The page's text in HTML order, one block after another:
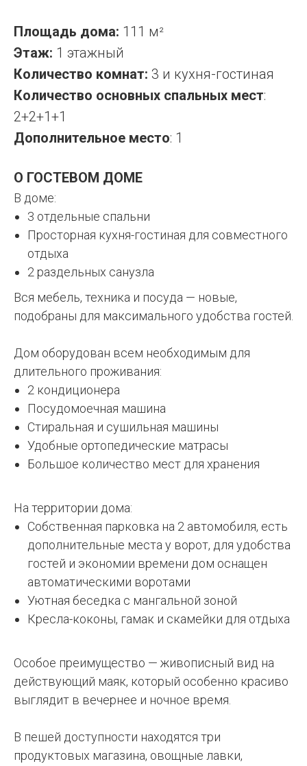
Площадь дома: 111 м²
Этаж: 1 этажный
Количество комнат: 3 и кухня-гостиная
Количество основных спальных мест:
2+2+1+1
Дополнительное место: 1
О ГОСТЕВОМ ДОМЕ
В доме:
3 отдельные спальни
Просторная кухня-гостиная для совместного
отдыха
2 раздельных санузла
Вся мебель, техника и посуда — новые,
подобраны для максимального удобства гостей.
Дом оборудован всем необходимым для
длительного проживания:
2 кондиционера
Посудомоечная машина
Стиральная и сушильная машины
Удобные ортопедические матрасы
Большое количество мест для хранения
На территории дома:
Собственная парковка на 2 автомобиля, есть
дополнительные места у ворот, для удобства
гостей и экономии времени дом оснащен
автоматическими воротами
Уютная беседка с мангальной зоной
Кресла-коконы, гамак и скамейки для отдыха
Особое преимущество — живописный вид на
действующий маяк, который особенно красиво
выглядит в вечернее и ночное время.
В пешей доступности находятся три
продуктовых магазина, овощные лавки,